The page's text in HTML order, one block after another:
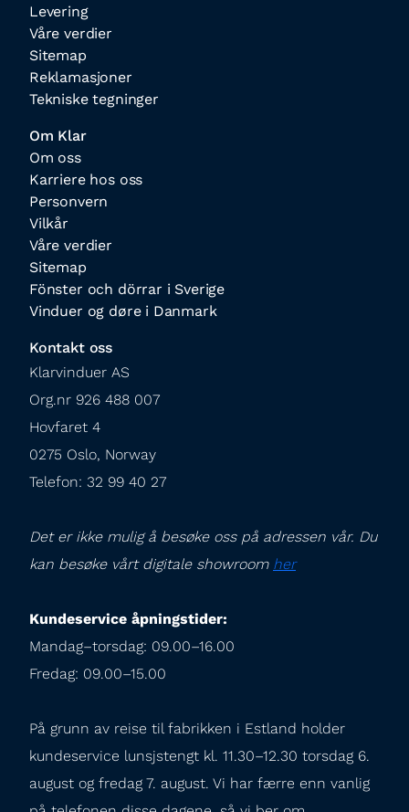
Levering
Våre verdier
Sitemap
Reklamasjoner
Tekniske tegninger
Om Klar
Om oss
Karriere hos oss
Personvern
Vilkår
Våre verdier
Sitemap
Fönster och dörrar i Sverige
Vinduer og døre i Danmark
Kontakt oss
Klarvinduer AS
Org.nr 926 488 007
Hovfaret 4
0275 Oslo, Norway
Telefon: 32 99 40 27
Det er ikke mulig å besøke oss på adressen vår. Du
kan besøke vårt digitale showroom her
Kundeservice åpningstider:
Mandag–torsdag: 09.00–16.00
Fredag: 09.00–15.00
På grunn av reise til fabrikken i Estland holder
kundeservice lunsjstengt kl. 11.30–12.30 torsdag 6.
august og fredag 7. august. Vi har færre enn vanlig